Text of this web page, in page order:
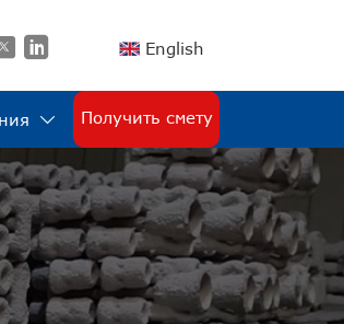
  English
 Получить смету